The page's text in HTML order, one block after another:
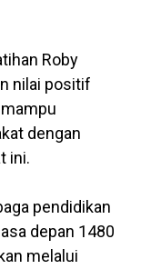
Roby
nilai positif
dengan
ini.
pendidikan
depan 1480
melalui